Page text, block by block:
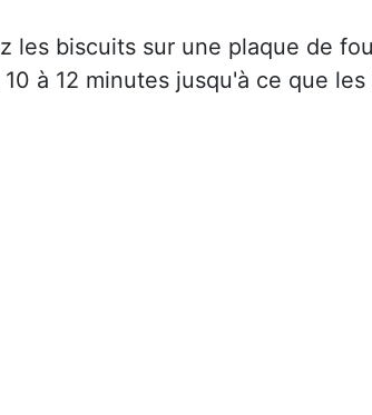
les biscuits sur une plaque de
à 12 minutes jusqu'à ce que